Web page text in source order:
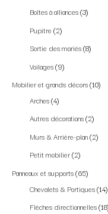
Boîtes à alliances 3
Pupitre 2
Sortie des mariés 8
Voilages 9
Mobilier et grands décors 10
Arches 4
Autres décorations 2
Murs & Arrière-plan 2
Petit mobilier 2
Panneaux et supports 65
Chevalets & Portiques 14
Flèches directionnelles 18